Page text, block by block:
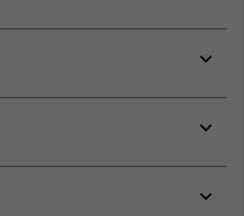
or
or